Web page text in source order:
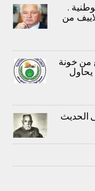
.
من
من خونة
يحاول
الحديث